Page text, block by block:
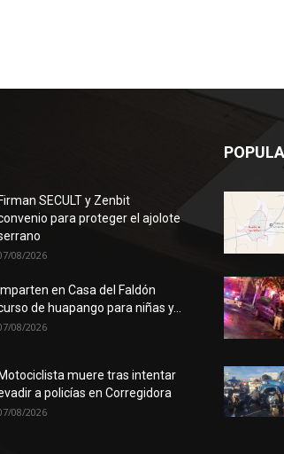
Firman SECULT y Zenbit
para proteger el ajolote
08/2026
Imparten en Casa del Faldón
de huapango para niñas y...
08/2026
Motociclista muere tras intentar
a policías en Corregidora
08/2026